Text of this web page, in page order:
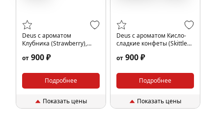
Deus с ароматом
Клубника (Strawberry),
от 900 ₽
Подробнее
Показать цены
Deus с ароматом Кисло-
сладкие конфеты (Skittles),
от 900 ₽
Подробнее
Показать цены